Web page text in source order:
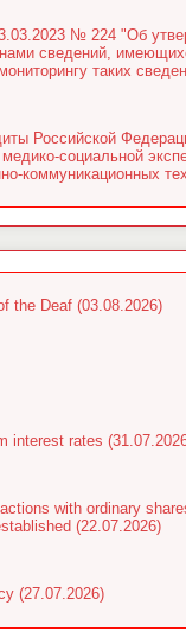
№ 224 "Об
сведений,
таких
Российской
социальной
коммуникационных
the Deaf (03.08.2026)
interest rates
with ordinary
(22.07.2026)
(27.07.2026)